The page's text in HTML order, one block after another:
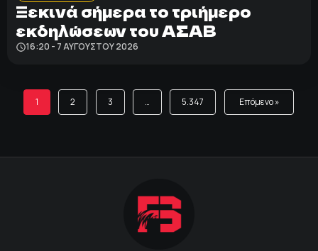
Ξεκινά σήμερα το τριήμερο
εκδηλώσεων του ΑΣΑΒ
16:20 - 7 ΑΥΓΟΎΣΤΟΥ 2026
1 2 3 … 5.347 Επόμενο »